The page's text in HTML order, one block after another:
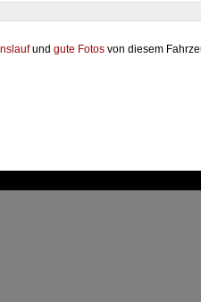
und gute Fotos von diesem